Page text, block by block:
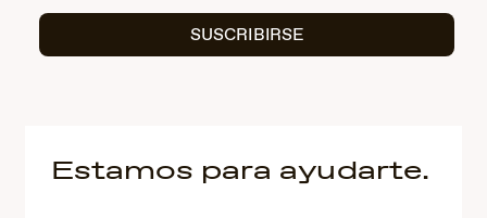
SUSCRIBIRSE
Estamos para ayudarte.